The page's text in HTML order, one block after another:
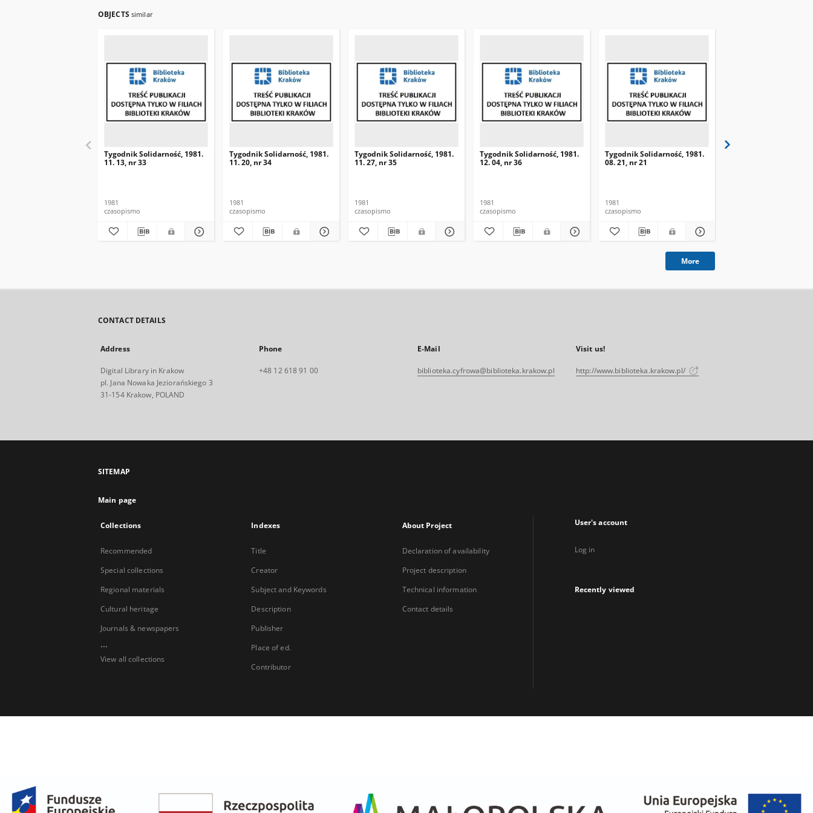
OBJECTS similar
Tygodnik Solidarność, 1981.
11. 13, nr 33
1981
czasopismo
Tygodnik Solidarność, 1981.
11. 20, nr 34
1981
czasopismo
Tygodnik Solidarność, 1981.
11. 27, nr 35
1981
czasopismo
Tygodnik Solidarność, 1981.
12. 04, nr 36
1981
czasopismo
Tygodnik Solidarność, 1981.
08. 21, nr 21
1981
czasopismo
More
CONTACT DETAILS
Address
Digital Library in Krakow
pl. Jana Nowaka Jeziorańskiego 3
31-154 Krakow, POLAND
Phone
+48 12 618 91 00
E-Mail
biblioteka.cyfrowa@biblioteka.krakow.pl
Visit us!
http://www.biblioteka.krakow.pl/
SITEMAP
Main page
Collections
Recommended
Special collections
Regional materials
Cultural heritage
Journals & newspapers
...
View all collections
Indexes
Title
Creator
Subject and Keywords
Description
Publisher
Place of ed.
Contributor
About Project
Declaration of availability
Project description
Technical information
Contact details
User's account
Log in
Recently viewed